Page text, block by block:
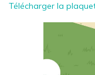
Télécharger la